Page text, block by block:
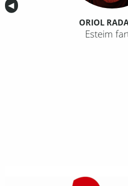
Anterior
◀︎
ORIOL
Esteim